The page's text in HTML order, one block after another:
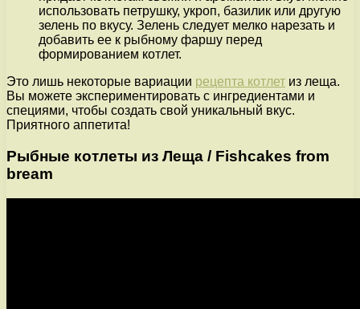
использовать петрушку, укроп, базилик или другую
зелень по вкусу. Зелень следует мелко нарезать и
добавить ее к рыбному фаршу перед
формированием котлет.
Это лишь некоторые вариации рецепта котлет из леща.
Вы можете экспериментировать с ингредиентами и
специями, чтобы создать свой уникальный вкус.
Приятного аппетита!
Рыбные котлеты из Леща / Fishcakes from
bream